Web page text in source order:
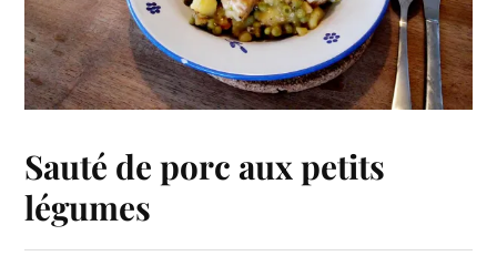
Sauté de porc aux petits
légumes